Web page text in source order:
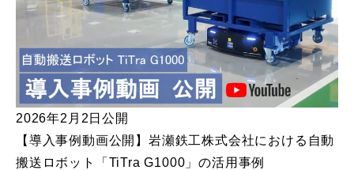
2026年2月2日公開
【導入事例動画公開】岩瀬鉄工株式会社における自動
搬送ロボット「TiTra G1000」の活用事例